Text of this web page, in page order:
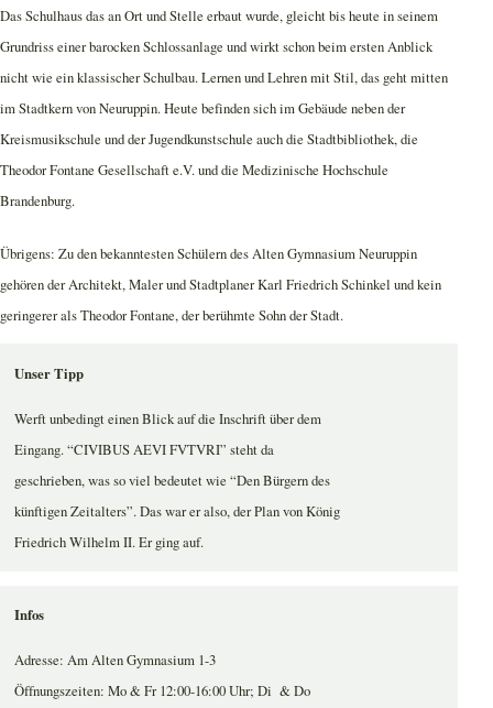
Das Schulhaus das an Ort und Stelle erbaut wurde, gleicht bis heute in seinem
Grundriss einer barocken Schlossanlage und wirkt schon beim ersten Anblick
nicht wie ein klassischer Schulbau. Lernen und Lehren mit Stil, das geht mitten
im Stadtkern von Neuruppin. Heute befinden sich im Gebäude neben der
Kreismusikschule und der Jugendkunstschule auch die Stadtbibliothek, die
Theodor Fontane Gesellschaft e.V. und die Medizinische Hochschule
Brandenburg.
Übrigens: Zu den bekanntesten Schülern des Alten Gymnasium Neuruppin
gehören der Architekt, Maler und Stadtplaner Karl Friedrich Schinkel und kein
geringerer als Theodor Fontane, der berühmte Sohn der Stadt.
Unser Tipp
Werft unbedingt einen Blick auf die Inschrift über dem
Eingang. “CIVIBUS AEVI FVTVRI” steht da
geschrieben, was so viel bedeutet wie “Den Bürgern des
künftigen Zeitalters”. Das war er also, der Plan von König
Friedrich Wilhelm II. Er ging auf.
Infos
Adresse: Am Alten Gymnasium 1-3
Öffnungszeiten: Mo & Fr 12:00-16:00 Uhr; Di & Do